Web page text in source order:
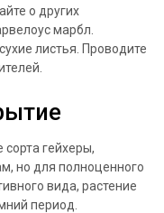
о других
марбл.
листья. Проводите
сорта гейхеры,
но для полноценного
вида, растение
период.